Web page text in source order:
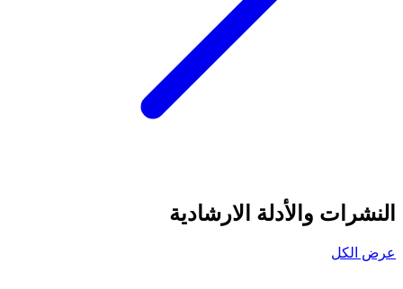
النشرات والأدلة الارشادية
عرض الكل